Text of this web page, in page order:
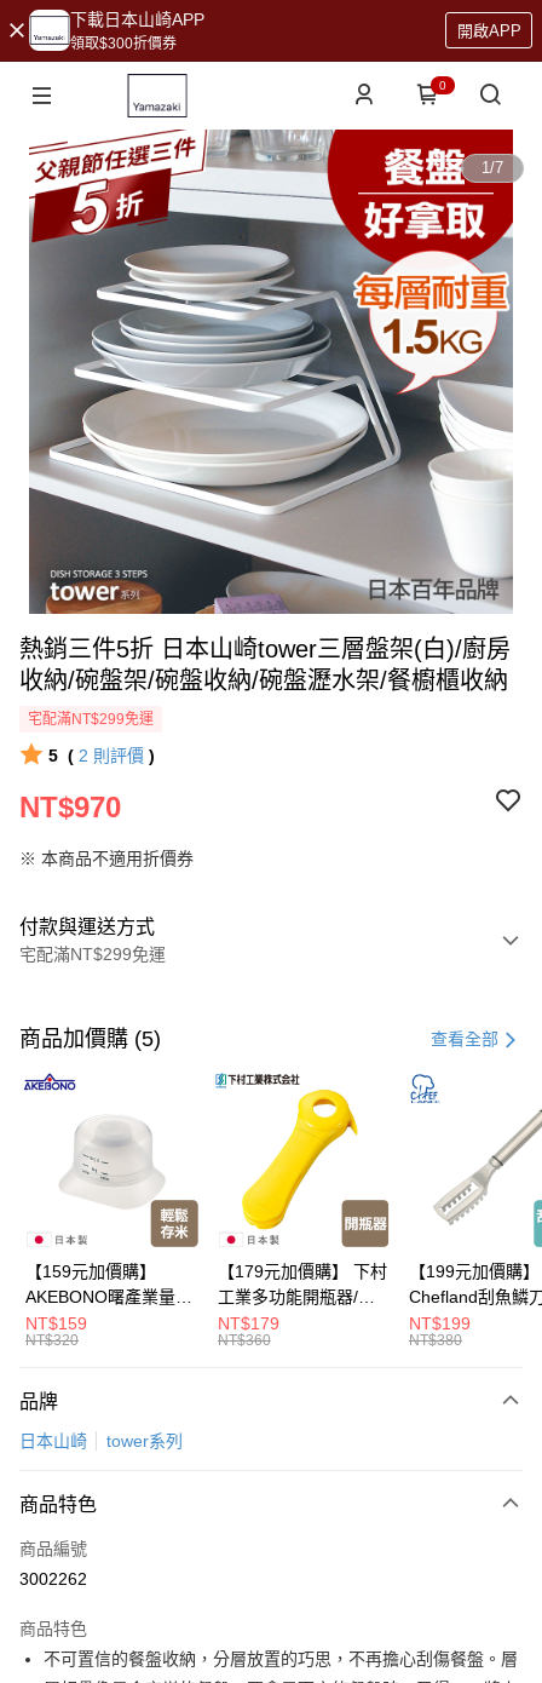
下載日本山崎APP
領取$300折價券
開啟APP
0
1/7
熱銷三件5折 日本山崎tower三層盤架(白)/廚房
收納/碗盤架/碗盤收納/碗盤瀝水架/餐櫥櫃收納
宅配滿NT$299免運
5 ( 2 則評價 )
NT$970
※ 本商品不適用折價券
付款與運送方式
宅配滿NT$299免運
信用卡一次付款
LINE Pay
Apple Pay
悠遊付
全盈+PAY
大哥付你分期
相關說明
2.付款方式選擇「大哥付你分期」，訂單成立後會自動跳轉到大哥付的交易
成交易。
4.訂單成立30分鐘內，如未前往確認交易或遇審核未通過，訂單將自動取
消。如遇「轉專審核」未通過狀況，表示未達大哥付你分期系統評分，恕無
【繳款方式說明】
1.分期款項不併入電信帳單，「大哥付你分期」於每月結算日後寄送繳費提
2.透過簡訊連結打開帳單後，可選擇「超商條碼／台灣大直營門市／銀行轉
運送方式
每筆NT$150，滿NT$299(含以上)免運費
商品加價購 (5) 查看全部
【159元加價購】
AKEBONO曙產業量米
杯漏斗組(白)/量米杯/
米桶/量米用具/任二件8
NT$159
NT$320
【179元加價購】 下村
工業多功能開瓶器/開
瓶器/餐廚用品/料理道
具/任二件8折
NT$179
NT$360
【199元加價購】
Chefland刮魚鱗
魚鱗器/廚房用品/
道具/任二件8折
NT$199
NT$380
品牌
日本山崎 tower系列
商品特色
商品編號
3002262
商品特色
不可置信的餐盤收納，分層放置的巧思，不再擔心刮傷餐盤。層